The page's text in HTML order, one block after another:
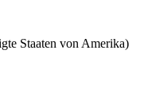
Staaten von Amerika)